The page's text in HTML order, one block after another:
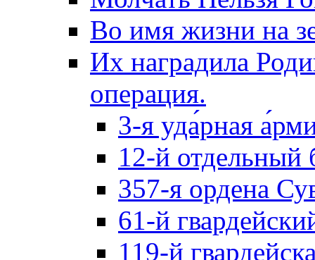
Во имя жизни на
Их наградила
операция.
3-я уда́рная
12-й отдельный
357-я ордена
61-й
119-й